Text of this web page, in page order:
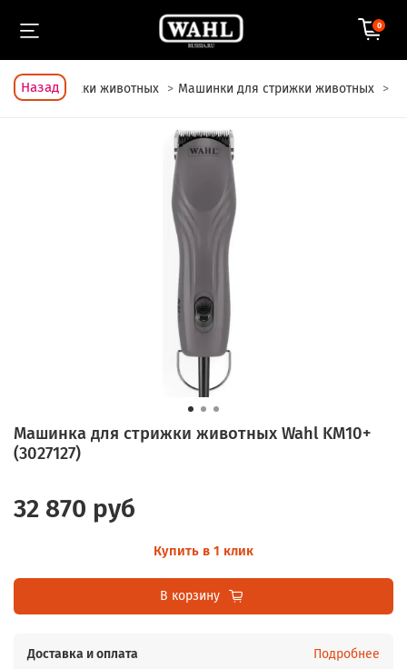
0
Назад
Для стрижки животных Машинки для стрижки животных
Машинка для стрижки животных Wahl KM10+
(3027127)
32 870 руб
Купить в 1 клик
В корзину
Доставка и оплата
Подробнее